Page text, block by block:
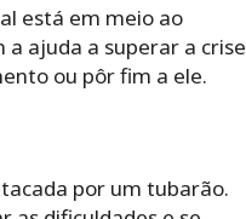
está em meio ao
ajuda a superar a crise
ou pôr fim a ele.
por um tubarão.